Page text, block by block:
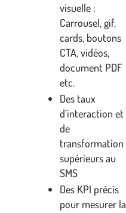
visuelle :
Carrousel, gif,
cards, boutons
CTA, vidéos,
document PDF
etc.
Des taux
d’interaction et
de
transformation
supérieurs au
SMS
Des KPI précis
pour mesurer la